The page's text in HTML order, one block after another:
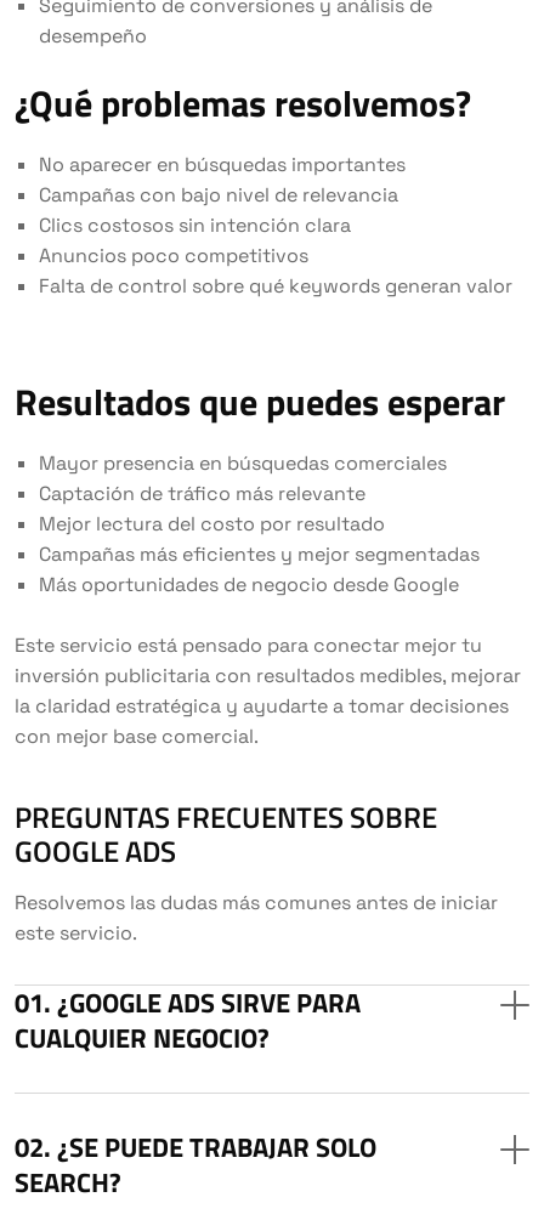
desempeño
¿Qué problemas resolvemos?
No aparecer en búsquedas importantes
Campañas con bajo nivel de relevancia
Clics costosos sin intención clara
Anuncios poco competitivos
Falta de control sobre qué keywords generan valor
Resultados que puedes esperar
Mayor presencia en búsquedas comerciales
Captación de tráfico más relevante
Mejor lectura del costo por resultado
Campañas más eficientes y mejor segmentadas
Más oportunidades de negocio desde Google
Este servicio está pensado para conectar mejor tu
inversión publicitaria con resultados medibles, mejorar
la claridad estratégica y ayudarte a tomar decisiones
con mejor base comercial.
PREGUNTAS FRECUENTES SOBRE
GOOGLE ADS
Resolvemos las dudas más comunes antes de iniciar
este servicio.
¿GOOGLE ADS SIRVE PARA
CUALQUIER NEGOCIO?
¿SE PUEDE TRABAJAR SOLO
SEARCH?